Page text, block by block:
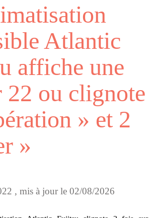
Atlantic
affiche une
22 ou clignote
» et 2
»
, mis à jour le 02/08/2026